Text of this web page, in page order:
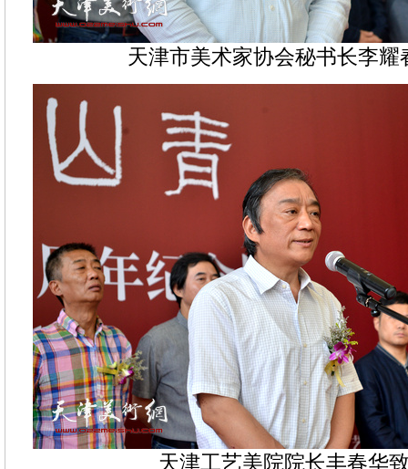
天津市美术家协会秘书长李耀
天津工艺美院院长丰春华